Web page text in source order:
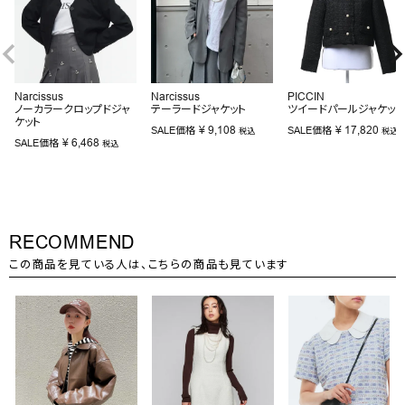
Narcissus
ノーカラークロップドジャ
ケット
SALE価格 ¥ 6,468 税込
Narcissus
テーラードジャケット
SALE価格 ¥ 9,108 税込
PICCIN
ツイードパールジャケット
SALE価格 ¥ 17,820 税込
RECOMMEND
この商品を見ている人は、こちらの商品も見ています